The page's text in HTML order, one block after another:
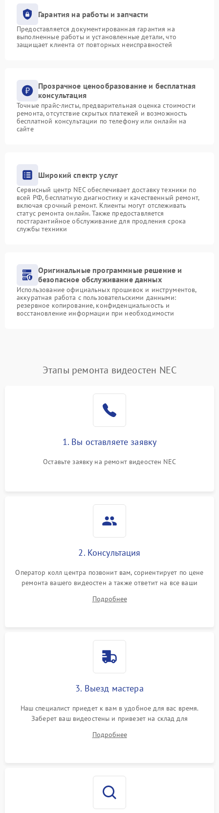
Гарантия на работы и запчасти
Предоставляется документированная гарантия на
выполненные работы и установленные детали, что
защищает клиента от повторных неисправностей
Прозрачное ценообразование и бесплатная
консультация
Точные прайс-листы, предварительная оценка стоимости
ремонта, отсутствие скрытых платежей и возможность
бесплатной консультации по телефону или онлайн на
сайте
Широкий спектр услуг
Сервисный центр NEC обеспечивает доставку техники по
всей РФ, бесплатную диагностику и качественный ремонт,
включая срочный ремонт. Клиенты могут отслеживать
статус ремонта онлайн. Также предоставляется
постгарантийное обслуживание для продления срока
службы техники
Оригинальные программные решение и
безопасное обслуживание данных
Использование официальных прошивок и инструментов,
аккуратная работа с пользовательскими данными:
резервное копирование, конфиденциальность и
восстановление информации при необходимости
Этапы ремонта видеостен NEC
1. Вы оставляете заявку
Оставьте заявку на ремонт видеостен NEC
2. Консультация
Оператор колл центра позвонит вам, сориентирует по цене
ремонта вашего видеостен а также ответит на все ваши
Подробнее
3. Выезд мастера
Наш специалист приедет к вам в удобное для вас время.
Заберет ваш видеостены и привезет на склад для
Подробнее